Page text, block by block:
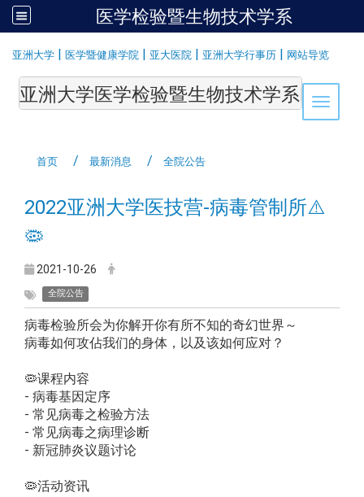
医学检验暨生物技术学系
亚洲大学 | 医学暨健康学院 | 亚大医院 | 亚洲大学行事历 | 网站导览
Toggle
亚洲大学医学检验暨生物技术学系
首页 最新消息 全院公告
2022亚洲大学医技营-病毒管制所⚠️
🦠
2021-10-26
全院公告
病毒检验所会为你解开你有所不知的奇幻世界～
病毒如何攻佔我们的身体，以及该如何应对？
🦠课程内容
- 病毒基因定序
- 常见病毒之检验方法
- 常见病毒之病理诊断
- 新冠肺炎议题讨论
🦠活动资讯